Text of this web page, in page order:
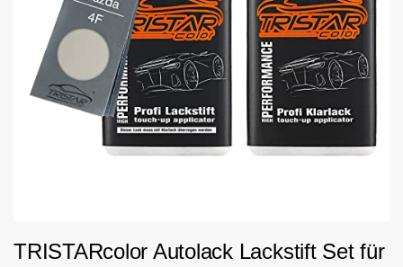
TRISTARcolor Autolack Lackstift Set für